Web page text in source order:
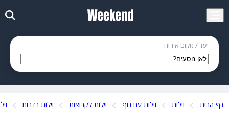
יעד / מקום אירוח
דף הבית וילות וילות עם נוף וילות לקבוצות וילות בדרום